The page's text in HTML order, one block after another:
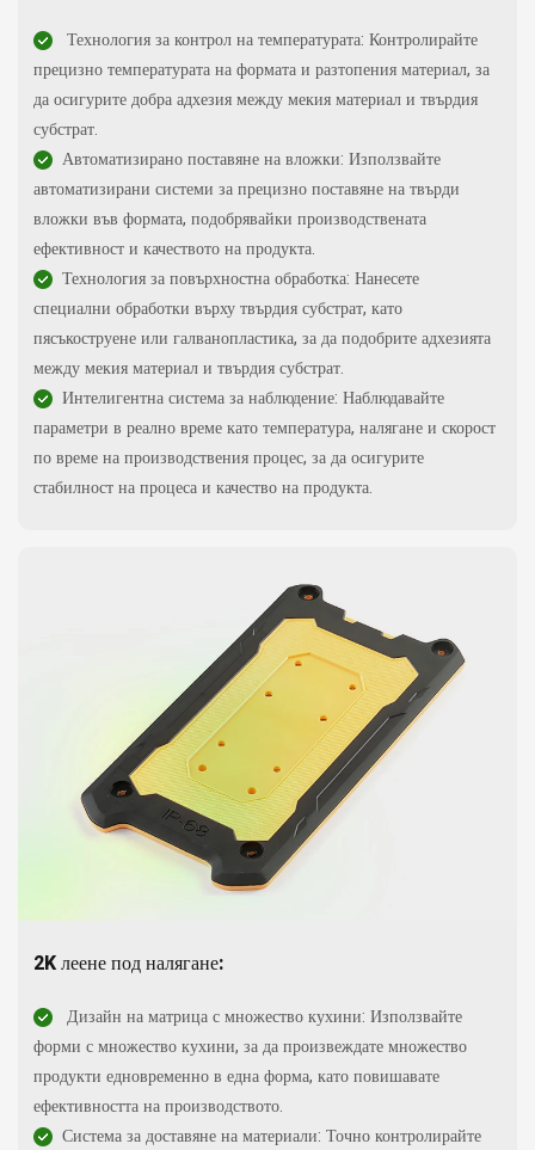
Технология за контрол на температурата: Контролирайте
прецизно температурата на формата и разтопения материал, за
да осигурите добра адхезия между мекия материал и твърдия
субстрат.
Автоматизирано поставяне на вложки: Използвайте
автоматизирани системи за прецизно поставяне на твърди
вложки във формата, подобрявайки производствената
ефективност и качеството на продукта.
Технология за повърхностна обработка: Нанесете
специални обработки върху твърдия субстрат, като
пясъкоструене или галванопластика, за да подобрите адхезията
между мекия материал и твърдия субстрат.
Интелигентна система за наблюдение: Наблюдавайте
параметри в реално време като температура, налягане и скорост
по време на производствения процес, за да осигурите
стабилност на процеса и качество на продукта.
2K леене под налягане:
Дизайн на матрица с множество кухини: Използвайте
форми с множество кухини, за да произвеждате множество
продукти едновременно в една форма, като повишавате
ефективността на производството.
Система за доставяне на материали: Точно контролирайте